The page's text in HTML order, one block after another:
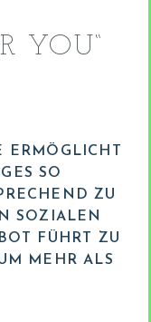
YOU“
SO
ZU
SOZIALEN
FÜHRT ZU
MEHR ALS